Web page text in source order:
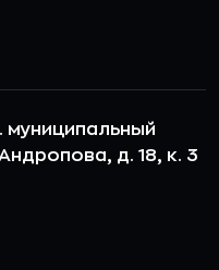
муниципальный
д. 18, к. 3